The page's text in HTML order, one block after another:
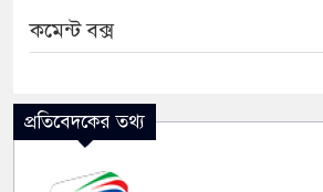
কমেন্ট বক্স
প্রতিবেদকের তথ্য